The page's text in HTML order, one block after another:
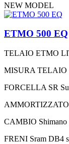
NEW MODEL
ETMO 500 EQ
TELAIO ETMO
MISURA TELAIO
FORCELLA SR
CAMBIO
FRENI Sram DB4